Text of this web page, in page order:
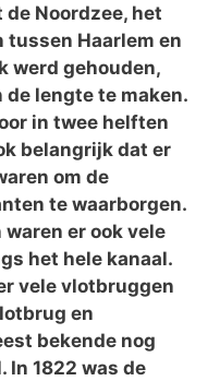
Noordzee, het
tussen Haarlem en
werd gehouden,
de lengte te maken.
in twee helften
belangrijk dat er
om de
te waarborgen.
er ook vele
het hele kanaal.
vele vlotbruggen
en
bekende nog
In 1822 was de